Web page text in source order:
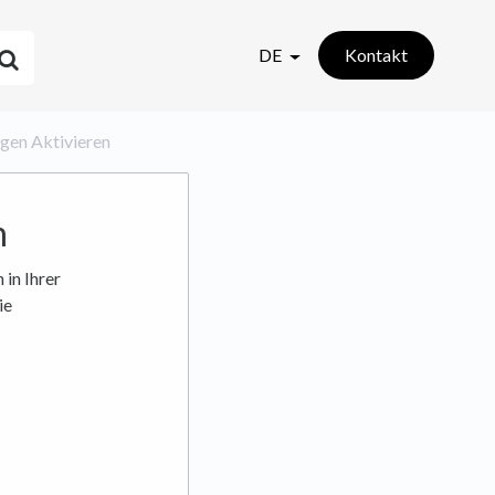
DE Kontakt
Aktivieren
in Ihrer